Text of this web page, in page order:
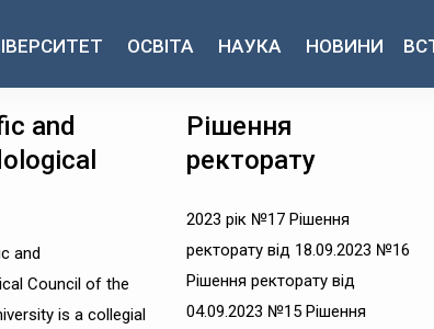
ОСВІТА НАУКА НОВИНИ
and
and
Council of the
is a collegial
Рішення
ректорату
2023 рік №17 Рішення
ректорату від 18.09.2023 №16
Рішення ректорату від
04.09.2023 №15 Рішення